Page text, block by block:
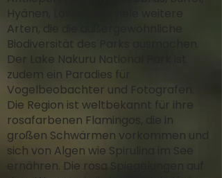
Hyänen, Löwen und viele weitere
Arten, die die außergewöhnliche
Biodiversität des Parks ausmachen.
Der Lake Nakuru National Park ist
zudem ein Paradies für
Vogelbeobachter und Fotografen.
Die Region ist weltbekannt für ihre
rosafarbenen Flamingos, die in
großen Schwärmen vorkommen und
sich von Algen wie Spirulina im See
ernähren. Die rosa Spiegelungen auf